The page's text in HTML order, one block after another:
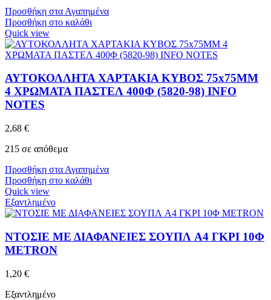
Προσθήκη στα Αγαπημένα
Προσθήκη στο καλάθι
Quick view
ΑΥΤΟΚΟΛΛΗΤΑ ΧΑΡΤΑΚΙΑ ΚΥΒΟΣ 75x75MM
4 ΧΡΩΜΑΤΑ ΠΑΣΤΕΛ 400Φ (5820-98) INFO
NOTES
2,68 €
215 σε απόθεμα
Προσθήκη στα Αγαπημένα
Προσθήκη στο καλάθι
Quick view
Εξαντλημένο
ΝΤΟΣΙΕ ΜΕ ΔΙΑΦΑΝΕΙΕΣ ΣΟΥΠΛ A4 ΓΚΡΙ 10Φ
METRON
1,20 €
Εξαντλημένο